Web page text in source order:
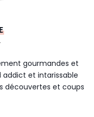
gourmandes et
addict et intarissable
découvertes et coups